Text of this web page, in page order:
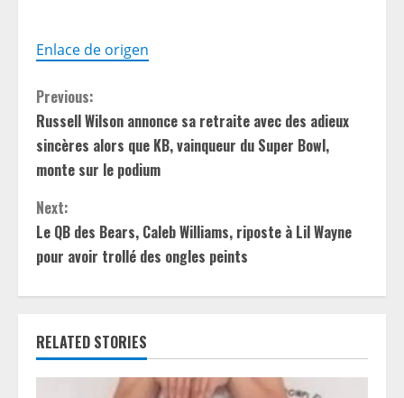
Enlace de origen
C
o
n
t
i
n
u
e
Previous:
Russell Wilson annonce sa retraite avec des adieux
sincères alors que KB, vainqueur du Super Bowl,
monte sur le podium
Next:
Le QB des Bears, Caleb Williams, riposte à Lil Wayne
pour avoir trollé des ongles peints
RELATED STORIES